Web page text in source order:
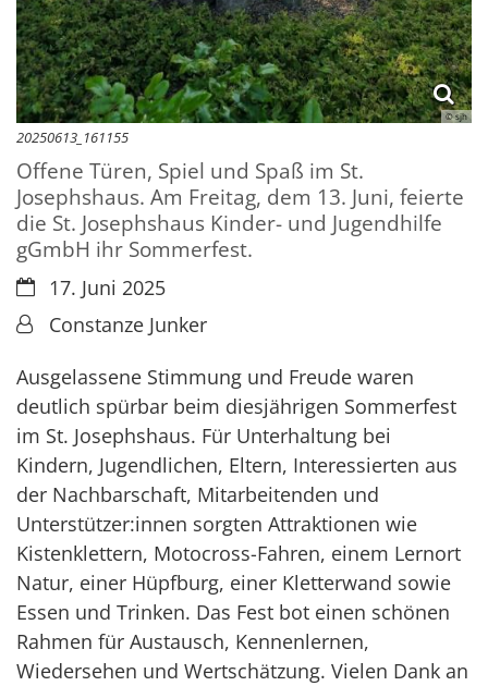
© sjh
20250613_161155
Offene Türen, Spiel und Spaß im St.
Josephshaus. Am Freitag, dem 13. Juni, feierte
die St. Josephshaus Kinder- und Jugendhilfe
gGmbH ihr Sommerfest.
Datum:17. Juni 2025
Von:Constanze Junker
Ausgelassene Stimmung und Freude waren
deutlich spürbar beim diesjährigen Sommerfest
im St. Josephshaus. Für Unterhaltung bei
Kindern, Jugendlichen, Eltern, Interessierten aus
der Nachbarschaft, Mitarbeitenden und
Unterstützer:innen sorgten Attraktionen wie
Kistenklettern, Motocross-Fahren, einem Lernort
Natur, einer Hüpfburg, einer Kletterwand sowie
Essen und Trinken. Das Fest bot einen schönen
Rahmen für Austausch, Kennenlernen,
Wiedersehen und Wertschätzung. Vielen Dank an